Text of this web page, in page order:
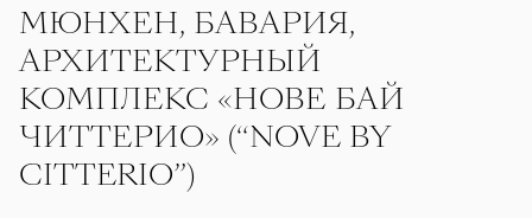
МЮНХЕН, БАВАРИЯ,
АРХИТЕКТУРНЫЙ
КОМПЛЕКС «НОВЕ БАЙ
ЧИТТЕРИО» (“NOVE BY
CITTERIO”)